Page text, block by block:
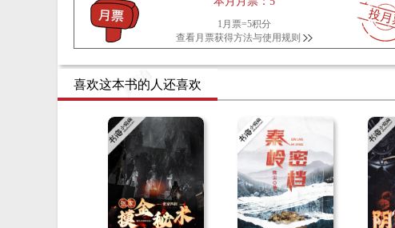
1月票=5积分
查看月票获得方法与使用规则
喜欢这本书的人还喜欢